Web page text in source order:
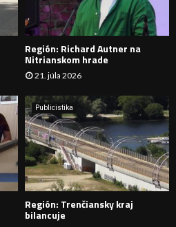
D
A
N
I
E
Región: Richard Autner na
Nitrianskom hrade
21. júla 2026
Publicistika
Región: Trenčiansky kraj
bilancuje